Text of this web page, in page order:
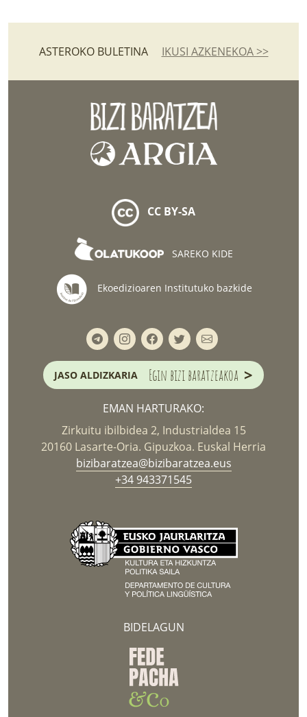
ASTEROKO BULETINA IKUSI AZKENEKOA >>
CC BY-SA
SAREKO KIDE
Ekoedizioaren Institutuko bazkide
JASO ALDIZKARIA Egin bizi baratzeakoa >
EMAN HARTURAKO:
Zirkuitu ibilbidea 2, Industrialdea 15
20160 Lasarte-Oria. Gipuzkoa. Euskal Herria
bizibaratzea@bizibaratzea.eus
+34 943371545
BIDELAGUN